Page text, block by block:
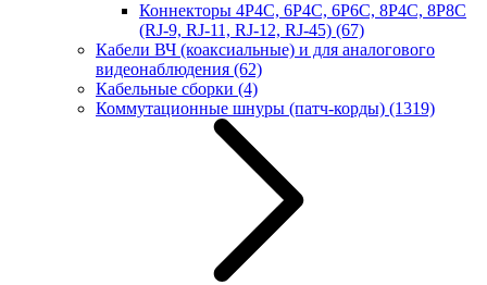
Коннекторы 4P4C, 6P4C, 6P6C, 8P4C, 8P8C
(RJ-9, RJ-11, RJ-12, RJ-45) (67)
Кабели ВЧ (коаксиальные) и для аналогового
видеонаблюдения (62)
Кабельные сборки (4)
Коммутационные шнуры (патч-корды) (1319)